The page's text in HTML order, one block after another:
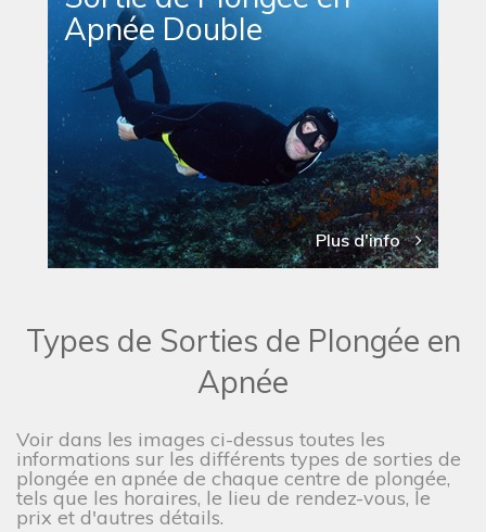
Apnée Double
Plus d'info
Types de Sorties de Plongée en
Apnée
Voir dans les images ci-dessus toutes les
informations sur les différents types de sorties de
plongée en apnée de chaque centre de plongée,
tels que les horaires, le lieu de rendez-vous, le
prix et d'autres détails.